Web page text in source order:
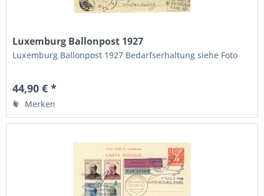
Luxemburg Ballonpost 1927
Luxemburg Ballonpost 1927 Bedarfserhaltung siehe Foto
44,90 € *
Merken